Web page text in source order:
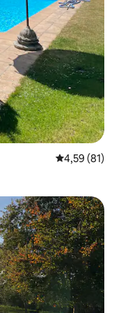
4,59 de uma
4,59 (81)